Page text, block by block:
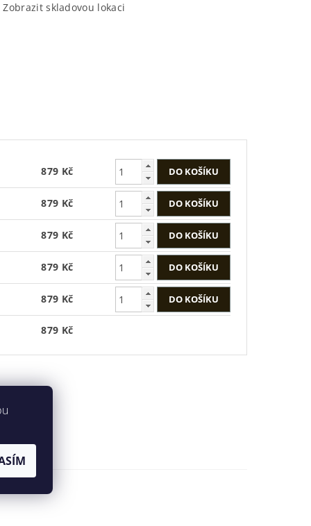
Zobrazit skladovou lokaci
879 Kč
879 Kč
879 Kč
879 Kč
879 Kč
879 Kč